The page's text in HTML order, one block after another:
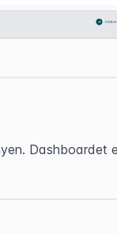
Dashboardet